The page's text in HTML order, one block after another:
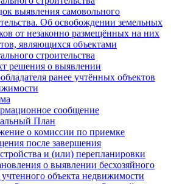
выявления самовольного
Об освобождении земельных
от незаконно размещённых на них
являющихся объектами
строительства
решения о выявлении
ранее учтённых объектов
сообщение
План
о комиссии по приемке
после завершения
и (или) перепланировки
о выявлении бесхозяйного
учтенного объекта недвижимости